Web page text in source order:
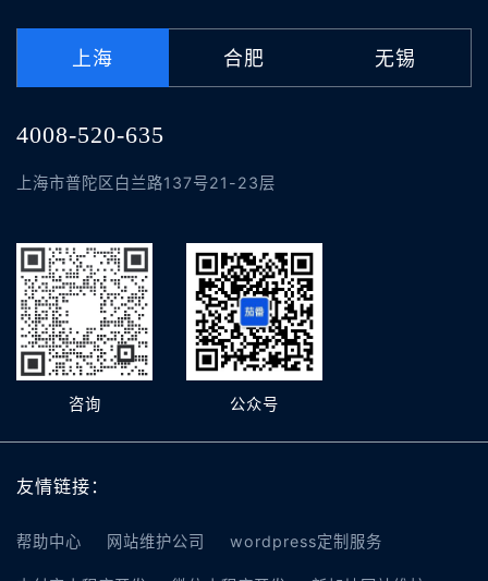
上海 合肥 无锡
4008-520-635
上海市普陀区白兰路137号21-23层
咨询 公众号
友情链接：
帮助中心 网站维护公司 wordpress定制服务